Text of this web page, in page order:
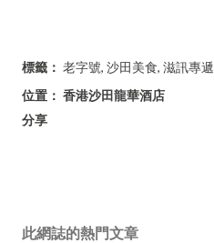
標籤： 老字號 沙田美食 滋訊專遞
位置： 香港沙田龍華酒店
分享
此網誌的熱門文章